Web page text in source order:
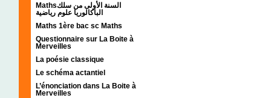
Mathsالسنة الأولى من سلك
الباكالوريا علوم رياضية
Maths 1ère bac sc Maths
Questionnaire sur La Boite à
Merveilles
La poésie classique
Le schéma actantiel
L’énonciation dans La Boite à
Merveilles